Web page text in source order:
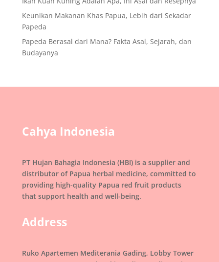
Keunikan Makanan Khas Papua, Lebih dari Sekadar
Papeda
Papeda Berasal dari Mana? Fakta Asal, Sejarah, dan
Budayanya
Cahya Indonesia
PT Hujan Bahagia Indonesia (HBI) is a supplier and
distributor of Papua herbal medicine, committed to
providing high-quality Papua red fruit products
that support health and well-being.
Address
Ruko Apartemen Mediterania Gading, Lobby Tower